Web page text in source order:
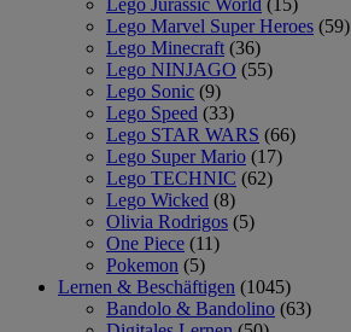
Lego Jurassic World (15)
Lego Marvel Super Heroes (59)
Lego Minecraft (36)
Lego NINJAGO (55)
Lego Sonic (9)
Lego Speed (33)
Lego STAR WARS (66)
Lego Super Mario (17)
Lego TECHNIC (62)
Lego Wicked (8)
Olivia Rodrigos (5)
One Piece (11)
Pokemon (5)
Lernen & Beschäftigen (1045)
Bandolo & Bandolino (63)